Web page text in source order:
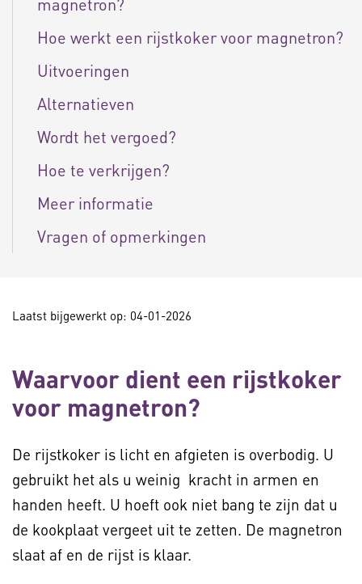
Hoe werkt een rijstkoker voor magnetron?
Uitvoeringen
Alternatieven
Wordt het vergoed?
Hoe te verkrijgen?
Meer informatie
Vragen of opmerkingen
Laatst bijgewerkt op: 04-01-2026
Waarvoor dient een rijstkoker
voor magnetron?
De rijstkoker is licht en afgieten is overbodig. U
gebruikt het als u weinig kracht in armen en
handen heeft. U hoeft ook niet bang te zijn dat u
de kookplaat vergeet uit te zetten. De magnetron
slaat af en de rijst is klaar.